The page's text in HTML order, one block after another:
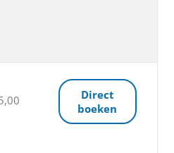
Direct
boeken